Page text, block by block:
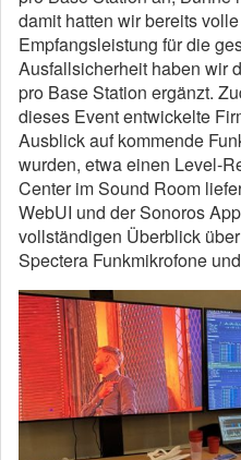
damit hatten wir bereits
Empfangsleistung für die
Ausfallsicherheit haben wir
pro Base Station ergänzt.
dieses Event entwickelte
Ausblick auf kommende
wurden, etwa einen Level-
Center im Sound Room
WebUI und der Sonoros
vollständigen Überblick
Spectera Funkmikrofone